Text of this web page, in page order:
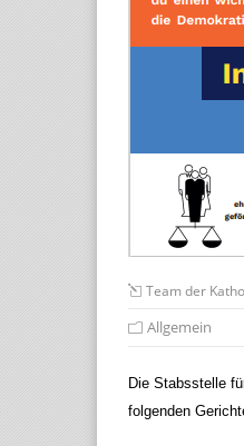
Team der
Allgemein
Die Stabsstelle
folgenden